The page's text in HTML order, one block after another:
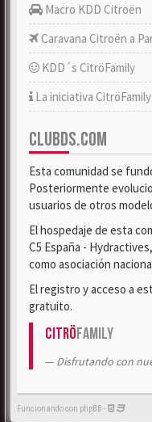
Macro KDD Citroën
Caravana Citroën a
KDD´s CitröFamily
La iniciativa CitröFamily
CLUBDS.COM
Esta comunidad se
Posteriormente
usuarios de otros
El hospedaje de esta
C5 España -
como asociación
El registro y acceso a
gratuito.
CitröFamily
Disfrutando con
Funcionando con phpBB -